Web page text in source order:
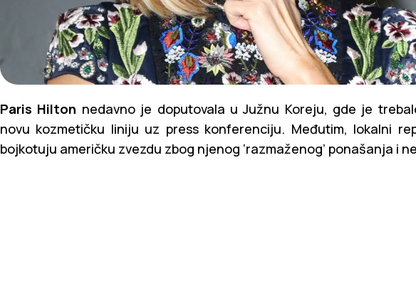
Paris Hilton nedavno je doputovala u Južnu Koreju, gde je
novu kozmetičku liniju uz press konferenciju. Međutim, lokalni
bojkotuju američku zvezdu zbog njenog ‘razmaženog’ ponašanja i